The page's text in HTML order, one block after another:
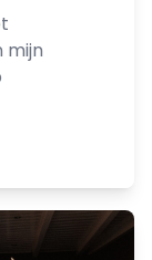
mijn